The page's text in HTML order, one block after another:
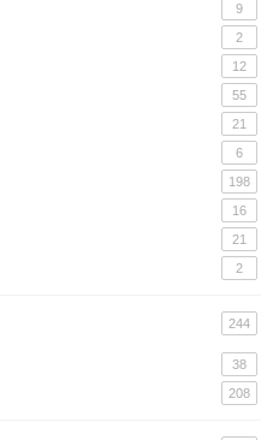
9
2
12
55
21
6
198
16
21
2
244
38
208